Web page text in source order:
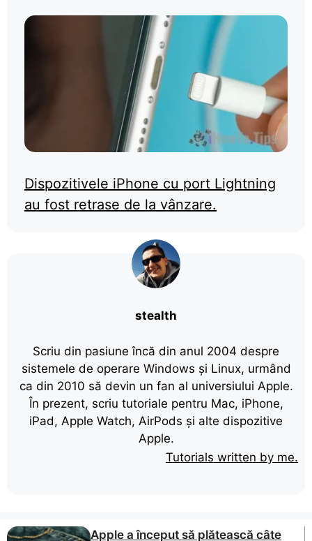
Dispozitivele iPhone cu port Lightning
au fost retrase de la vânzare.
stealth
Scriu din pasiune încă din anul 2004 despre
sistemele de operare Windows și Linux, urmând
ca din 2010 să devin un fan al universiului Apple.
În prezent, scriu tutoriale pentru Mac, iPhone,
iPad, Apple Watch, AirPods și alte dispozitive
Apple.
Tutorials written by me.
Apple a început să plătească câte